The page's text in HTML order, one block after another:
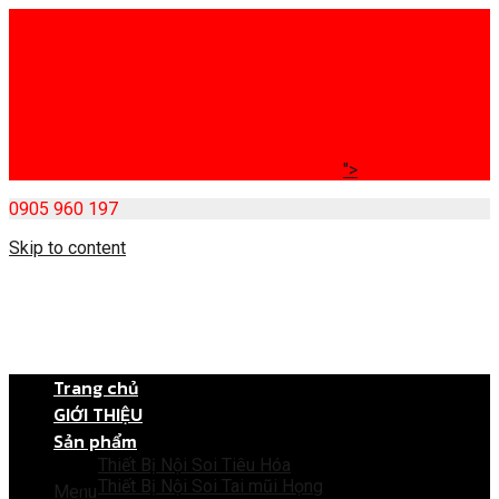
">
0905 960 197
Skip to content
Menu
Trang chủ
GIỚI THIỆU
Sản phẩm
Thiết Bị Nội Soi Tiêu Hóa
Thiết Bị Nội Soi Tai mũi Họng